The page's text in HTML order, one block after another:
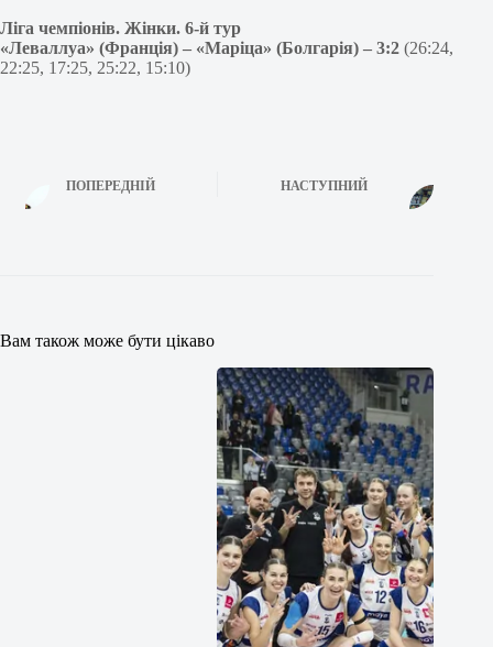
Ліга чемпіонів. Жінки. 6-й тур
«Леваллуа» (Франція) – «Маріца» (Болгарія) – 3:2 (26:24,
22:25, 17:25, 25:22, 15:10)
ПОПЕРЕДНІЙ НАСТУПНИЙ
Вам також може бути цікаво